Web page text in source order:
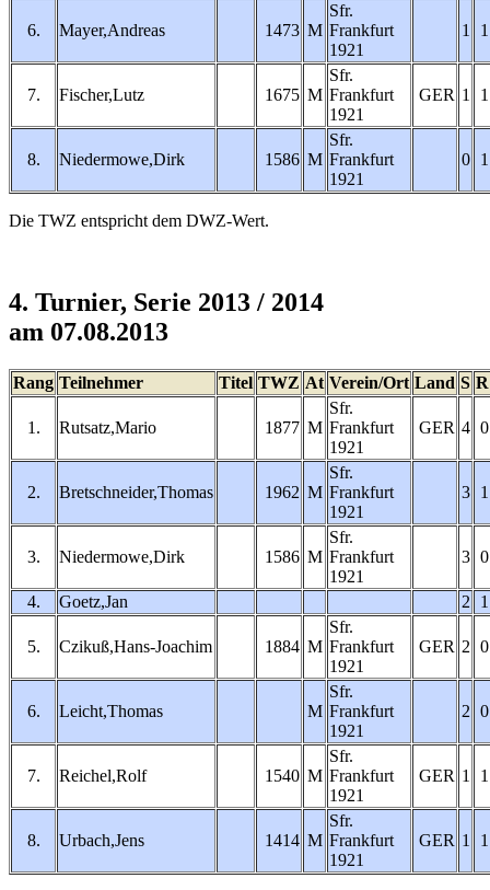
6. Mayer,Andreas 1473 M
Sfr.
Frankfurt
1921
1 1
7. Fischer,Lutz 1675 M
Sfr.
Frankfurt
1921
GER 1 1
8. Niedermowe,Dirk 1586 M
Sfr.
Frankfurt
1921
0 1
Die TWZ entspricht dem DWZ-Wert.
4. Turnier, Serie 2013 / 2014
am 07.08.2013
Rang Teilnehmer Titel TWZ At Verein/Ort Land S R
1. Rutsatz,Mario 1877 M
Sfr.
Frankfurt
1921
GER 4 0
2. Bretschneider,Thomas 1962 M
Sfr.
Frankfurt
1921
3 1
3. Niedermowe,Dirk 1586 M
Sfr.
Frankfurt
1921
3 0
4. Goetz,Jan 2 1
5. Czikuß,Hans-Joachim 1884 M
Sfr.
Frankfurt
1921
GER 2 0
6. Leicht,Thomas M
Sfr.
Frankfurt
1921
2 0
7. Reichel,Rolf 1540 M
Sfr.
Frankfurt
1921
GER 1 1
8. Urbach,Jens 1414 M
Sfr.
Frankfurt
1921
GER 1 1